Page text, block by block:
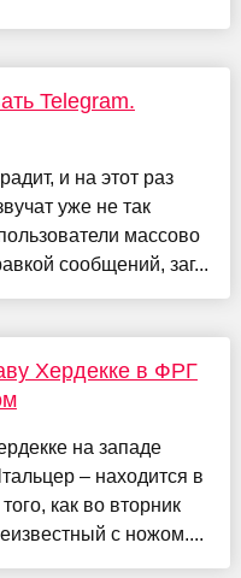
Telegram.
и на этот раз
уже не так
массово
сообщений, заг...
Хердекке в ФРГ
на западе
– находится в
как во вторник
с ножом....